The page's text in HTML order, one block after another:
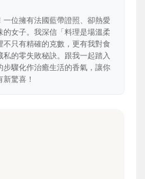
一位擁有法國藍帶證照、卻熱愛
的女子。我深信「料理是場溫柔
不只有精確的克數，更有我對食
私的零失敗秘訣。跟我一起踏入
步驟化作治癒生活的香氣，讓你
驚喜！